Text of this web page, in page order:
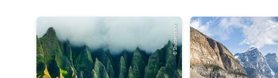
© Shutterstock